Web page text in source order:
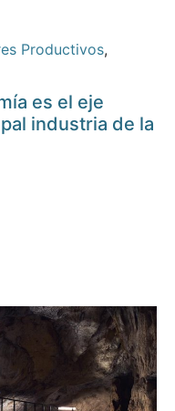
Productivos,
es el eje
industria de la